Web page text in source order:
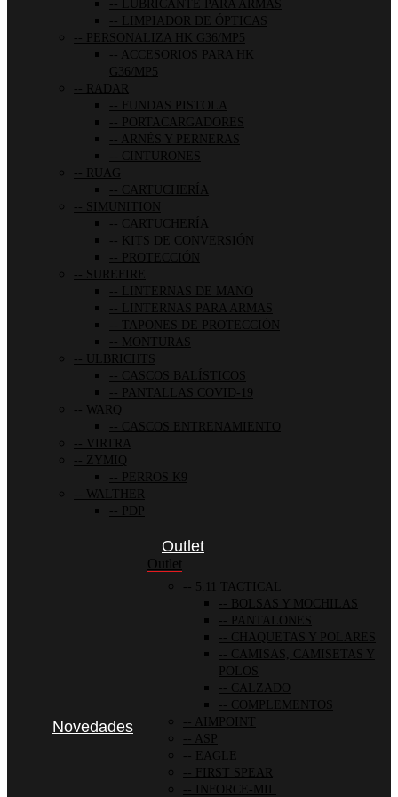
LUBRICANTE PARA ARMAS
LIMPIADOR DE ÓPTICAS
PERSONALIZA HK G36/MP5
ACCESORIOS PARA HK
G36/MP5
RADAR
FUNDAS PISTOLA
PORTACARGADORES
ARNÉS Y PERNERAS
CINTURONES
RUAG
CARTUCHERÍA
SIMUNITION
CARTUCHERÍA
KITS DE CONVERSIÓN
PROTECCIÓN
SUREFIRE
LINTERNAS DE MANO
LINTERNAS PARA ARMAS
TAPONES DE PROTECCIÓN
MONTURAS
ULBRICHTS
CASCOS BALÍSTICOS
PANTALLAS COVID-19
WARQ
CASCOS ENTRENAMIENTO
VIRTRA
ZYMIQ
PERROS K9
WALTHER
PDP
Novedades
Outlet
Outlet
5.11 TACTICAL
BOLSAS Y MOCHILAS
PANTALONES
CHAQUETAS Y POLARES
CAMISAS, CAMISETAS Y
POLOS
CALZADO
COMPLEMENTOS
AIMPOINT
ASP
EAGLE
FIRST SPEAR
INFORCE-MIL